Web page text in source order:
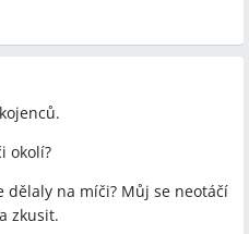
okolí?
dělaly na míči? Můj se neotáčí
zkusit.